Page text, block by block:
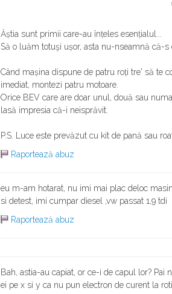
Ăștia sunt primii care-au înțeles esențialul...
Să o luăm totuşi ușor, asta nu-nseamnă că-s
Când mașina dispune de patru roți tre' să te
imediat, montezi patru motoare.
Orice BEV care are doar unul, două sau
lasă impresia că-i neisprăvit.
P.S. Luce este prevăzut cu kit de pană sau
Raportează abuz
eu m-am hotarat, nu imi mai plac deloc
si detest, imi cumpar diesel ,vw passat 1,9 tdi
Raportează abuz
Bah, astia-au capiat, or ce-i de capul lor? Pai
ei pe x si y ca nu pun electron de curent la